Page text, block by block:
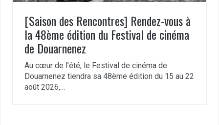
[Saison des Rencontres] Rendez-vous à
la 48ème édition du Festival de cinéma
de Douarnenez
Au cœur de l’été, le Festival de cinéma de
Douarnenez tiendra sa 48ème édition du 15 au 22
août 2026,…